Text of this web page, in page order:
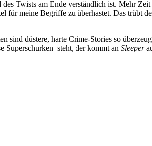
Twists am Ende verständlich ist. Mehr
meine Begriffe zu überhastet. Das trübt
sind düstere, harte Crime-Stories so
Superschurken steht, der kommt an Sleeper